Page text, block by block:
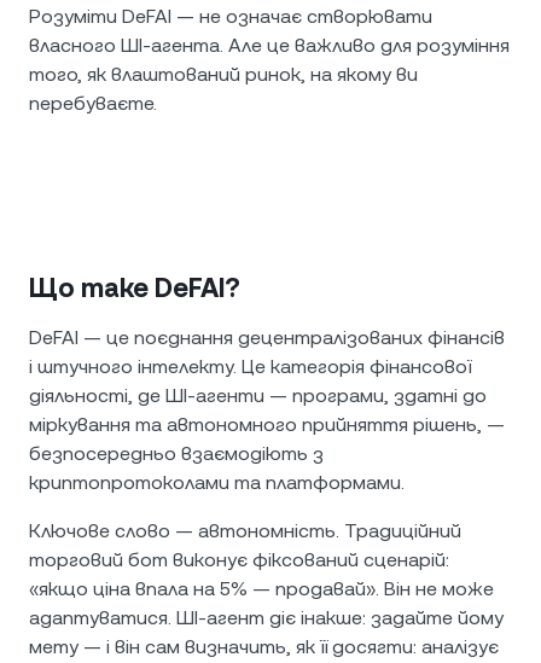
Розуміти DeFAI — не означає створювати
власного ШІ-агента. Але це важливо для розуміння
того, як влаштований ринок, на якому ви
перебуваєте.
Що таке DeFAI?
DeFAI — це поєднання децентралізованих фінансів
і штучного інтелекту. Це категорія фінансової
діяльності, де ШІ-агенти — програми, здатні до
міркування та автономного прийняття рішень, —
безпосередньо взаємодіють з
криптопротоколами та платформами.
Ключове слово — автономність. Традиційний
торговий бот виконує фіксований сценарій:
«якщо ціна впала на 5% — продавай». Він не може
адаптуватися. ШІ-агент діє інакше: задайте йому
мету — і він сам визначить, як її досягти: аналізує